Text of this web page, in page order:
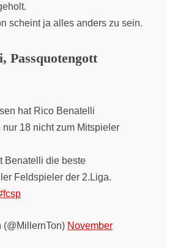
scheint ja alles anders zu sein.
Passquotengott
hat Rico Benatelli
18 nicht zum Mitspieler
Benatelli die beste
Feldspieler der 2.Liga.
November